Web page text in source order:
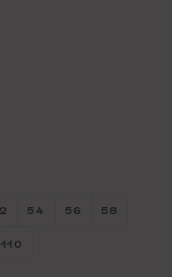
wählenwählen
Größe wählen
54 Größe
56 Größe
58
wählen
Größe wählen
110